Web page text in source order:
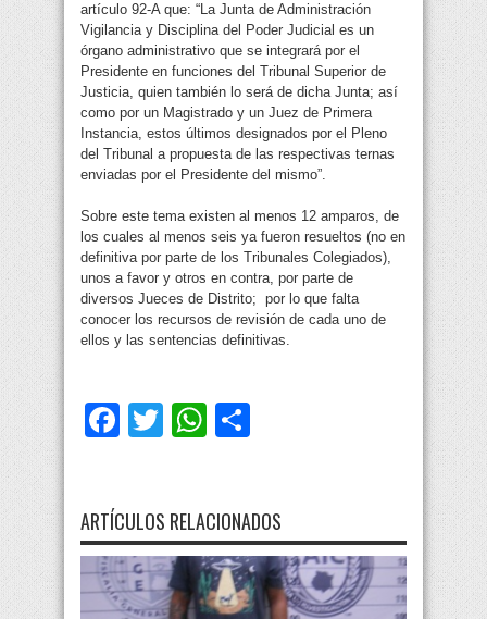
artículo 92-A que: “La Junta de Administración
Vigilancia y Disciplina del Poder Judicial es un
órgano administrativo que se integrará por el
Presidente en funciones del Tribunal Superior de
Justicia, quien también lo será de dicha Junta; así
como por un Magistrado y un Juez de Primera
Instancia, estos últimos designados por el Pleno
del Tribunal a propuesta de las respectivas ternas
enviadas por el Presidente del mismo”.
Sobre este tema existen al menos 12 amparos, de
los cuales al menos seis ya fueron resueltos (no en
definitiva por parte de los Tribunales Colegiados),
unos a favor y otros en contra, por parte de
diversos Jueces de Distrito; por lo que falta
conocer los recursos de revisión de cada uno de
ellos y las sentencias definitivas.
Facebook
TwitterWhatsApp
ARTÍCULOS RELACIONADOS